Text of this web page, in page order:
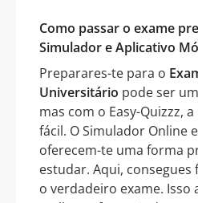
Como passar o exame
Simulador e Aplicativo
Preparares-te para o
Universitário pode ser
mas com o Easy-Quizzz,
fácil. O Simulador Online
oferecem-te uma forma
estudar. Aqui,
o verdadeiro exame. Isso